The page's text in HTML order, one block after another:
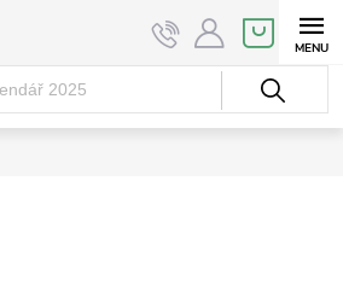
NÁKUPNÍ
KOŠÍK